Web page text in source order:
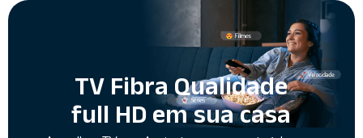
TV Fibra Qualidade
full HD em sua casa